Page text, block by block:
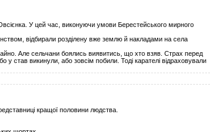
У цей час, виконуючи умови Берестейського мирного
відбирали розділену вже землю й накладами на села
Але сельчани боялись виявитись, що хто взяв. Страх перед
став викинули, або зовсім побили. Тоді карателі відраховували
кращої половини людства.